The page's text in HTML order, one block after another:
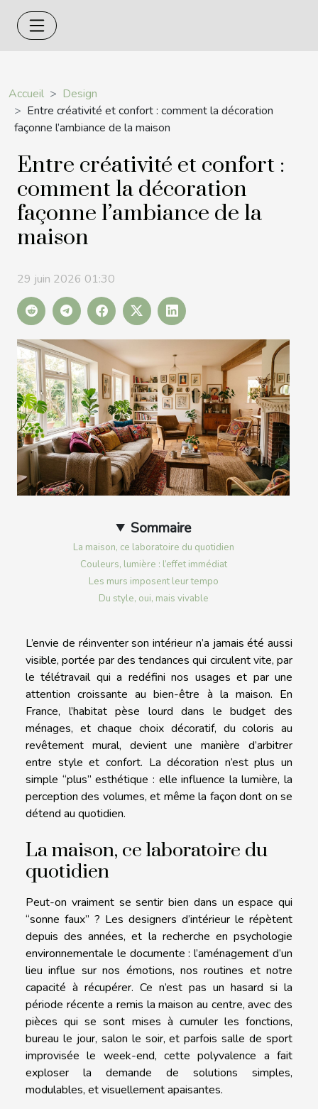
Accueil
Design
Entre créativité et confort : comment la décoration
façonne l’ambiance de la maison
Entre créativité et confort :
comment la décoration
façonne l’ambiance de la
maison
29 juin 2026 01:30
Sommaire
La maison, ce laboratoire du quotidien
Couleurs, lumière : l’effet immédiat
Les murs imposent leur tempo
Du style, oui, mais vivable
L’envie de réinventer son intérieur n’a jamais été aussi
visible, portée par des tendances qui circulent vite, par
le télétravail qui a redéfini nos usages et par une
attention croissante au bien-être à la maison. En
France, l’habitat pèse lourd dans le budget des
ménages, et chaque choix décoratif, du coloris au
revêtement mural, devient une manière d’arbitrer
entre style et confort. La décoration n’est plus un
simple “plus” esthétique : elle influence la lumière, la
perception des volumes, et même la façon dont on se
détend au quotidien.
La maison, ce laboratoire du
quotidien
Peut-on vraiment se sentir bien dans un espace qui
“sonne faux” ? Les designers d’intérieur le répètent
depuis des années, et la recherche en psychologie
environnementale le documente : l’aménagement d’un
lieu influe sur nos émotions, nos routines et notre
capacité à récupérer. Ce n’est pas un hasard si la
période récente a remis la maison au centre, avec des
pièces qui se sont mises à cumuler les fonctions,
bureau le jour, salon le soir, et parfois salle de sport
improvisée le week-end, cette polyvalence a fait
exploser la demande de solutions simples,
modulables, et visuellement apaisantes.